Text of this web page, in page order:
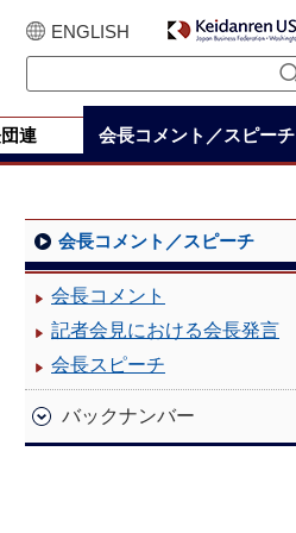
ENGLISH
連 会長コメント／スピーチ
会長コメント／スピーチ
会長コメント
記者会見における会長発言
会長スピーチ
バックナンバー